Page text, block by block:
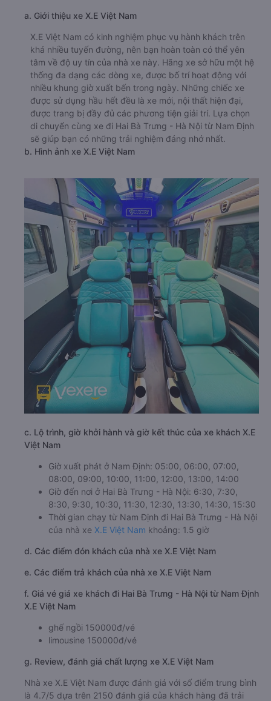
a. Giới thiệu xe X.E Việt Nam
X.E Việt Nam có kinh nghiệm phục vụ hành khách trên
khá nhiều tuyến đường, nên bạn hoàn toàn có thể yên
tâm về độ uy tín của nhà xe này. Hãng xe sở hữu một hệ
thống đa dạng các dòng xe, được bố trí hoạt động với
nhiều khung giờ xuất bến trong ngày. Những chiếc xe
được sử dụng hầu hết đều là xe mới, nội thất hiện đại,
được trang bị đầy đủ các phương tiện giải trí. Lựa chọn
di chuyển cùng xe đi Hai Bà Trưng - Hà Nội từ Nam Định
sẽ giúp bạn có những trải nghiệm đáng nhớ nhất.
b. Hình ảnh xe X.E Việt Nam
c. Lộ trình, giờ khởi hành và giờ kết thúc của xe khách X.E
Việt Nam
Giờ xuất phát ở Nam Định: 05:00, 06:00, 07:00,
08:00, 09:00, 10:00, 11:00, 12:00, 13:00, 14:00
Giờ đến nơi ở Hai Bà Trưng - Hà Nội: 6:30, 7:30,
8:30, 9:30, 10:30, 11:30, 12:30, 13:30, 14:30, 15:30
Thời gian chạy từ Nam Định đi Hai Bà Trưng - Hà Nội
của nhà xe X.E Việt Nam khoảng: 1.5 giờ
d. Các điểm đón khách của nhà xe X.E Việt Nam
e. Các điểm trả khách của nhà xe X.E Việt Nam
f. Giá vé giá xe khách đi Hai Bà Trưng - Hà Nội từ Nam Định
X.E Việt Nam
ghế ngồi 150000đ/vé
limousine 150000đ/vé
g. Review, đánh giá chất lượng xe X.E Việt Nam
Nhà xe X.E Việt Nam được đánh giá với số điểm trung bình
là 4.7/5 dựa trên 2150 đánh giá của khách hàng đã trải